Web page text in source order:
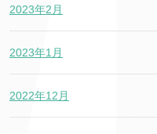
2023年2月
2023年1月
2022年12月